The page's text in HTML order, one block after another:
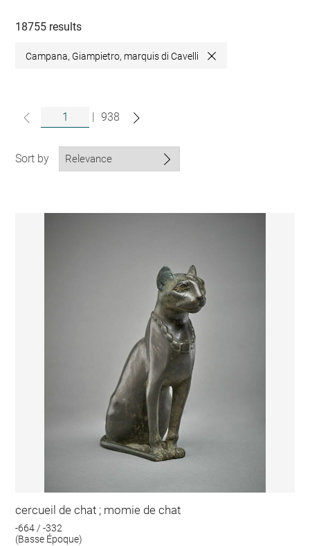
collections
18755 results
Campana, Giampietro, marquis di Cavelli Close
938
Sort by
cercueil de chat ; momie de chat
-664 / -332
(Basse Époque)